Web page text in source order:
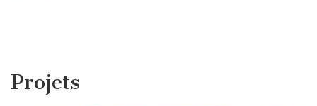
Projets